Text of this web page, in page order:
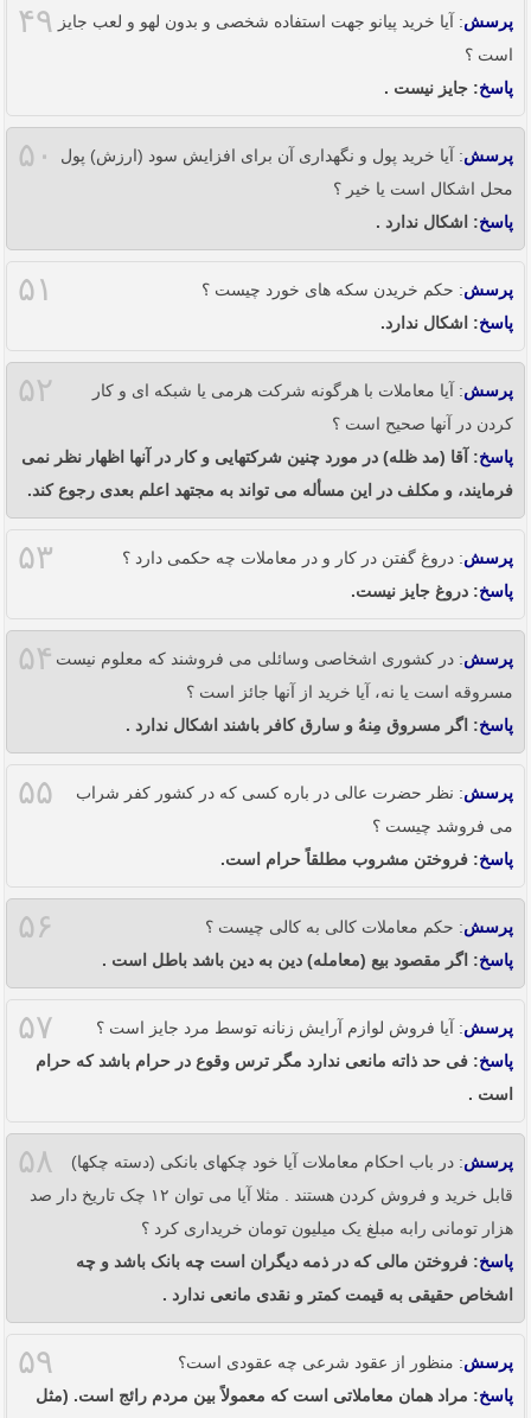
۴۹ پرسش: آیا خرید پیانو جهت استفاده شخصی و بدون لهو و لعب جایز
است ؟
پاسخ: جایز نیست .
۵۰ پرسش: آیا خرید پول و نگهداری آن برای افزایش سود (ارزش) پول
محل اشکال است یا خیر ؟
پاسخ: اشکال ندارد .
۵۱ پرسش: حکم خریدن سکه های خورد چیست ؟
پاسخ: اشکال ندارد.
۵۲ پرسش: آیا معاملات با هرگونه شرکت هرمی یا شبکه ای و کار
کردن در آنها صحیح است ؟
پاسخ: آقا (مد ظله) در مورد چنین شرکتهایی و کار در آنها اظهار نظر نمی
فرمایند، و مکلف در این مسأله می تواند به مجتهد اعلم بعدی رجوع کند.
۵۳ پرسش: دروغ گفتن در کار و در معاملات چه حکمی دارد ؟
پاسخ: دروغ جایز نیست.
۵۴ پرسش: در کشوری اشخاصی وسائلی می فروشند که معلوم نیست
مسروقه است یا نه، آیا خرید از آنها جائز است ؟
پاسخ: اگر مسروق مِنهُ و سارق کافر باشند اشکال ندارد .
۵۵ پرسش: نظر حضرت عالی در باره کسی که در کشور کفر شراب
می فروشد چیست ؟
پاسخ: فروختن مشروب مطلقاً حرام است.
۵۶ پرسش: حکم معاملات کالی به کالی چیست ؟
پاسخ: اگر مقصود بیع (معامله) دین به دین باشد باطل است .
۵۷ پرسش: آیا فروش لوازم آرایش زنانه توسط مرد جایز است ؟
پاسخ: فی حد ذاته مانعی ندارد مگر ترس وقوع در حرام باشد که حرام
است .
۵۸ پرسش: در باب احکام معاملات آیا خود چکهای بانکی (دسته چکها)
قابل خرید و فروش کردن هستند . مثلا آیا می توان ۱۲ چک تاریخ دار صد
هزار تومانی رابه مبلغ یک میلیون تومان خریداری کرد ؟
پاسخ: فروختن مالی که در ذمه دیگران است چه بانک باشد و چه
اشخاص حقیقی به قیمت کمتر و نقدی مانعی ندارد .
۵۹ پرسش: منظور از عقود شرعی چه عقودی است؟
پاسخ: مراد همان معاملاتی است که معمولاً بین مردم رائج است. (مثل